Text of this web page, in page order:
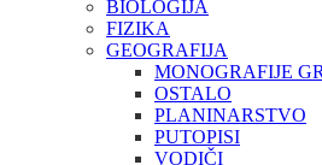
BIOLOGIJA
FIZIKA
GEOGRAFIJA
MONOGRAFIJE
OSTALO
PLANINARSTVO
PUTOPISI
VODIČI